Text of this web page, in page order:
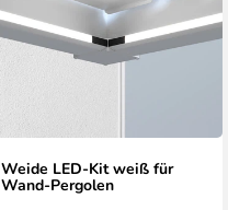
Weide LED-Kit weiß für
Wand-Pergolen